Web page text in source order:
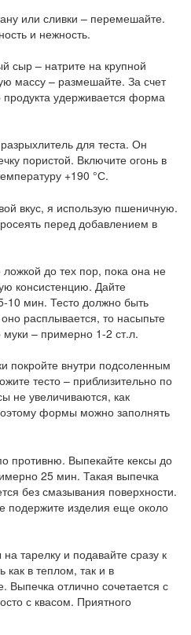
или сливки – перемешайте.
и нежность.
сыр – натрите на крупной
массу – размешайте. За счет
удерживается форма
для теста. Он
пористой. Включите огонь в
+190 °С.
вкус, я использую пшеничную.
перед добавлением в
до тех пор, пока она не
консистенцию. Дайте
10 мин. Тесто должно быть
расплывается, то насыпьте
– примерно 1-2 ст.л.
покройте внутри подсоленным
тесто – приблизительно по
не увеличиваются, как
формы можно заполнять
противню. Выпекайте кексы до
25 мин. Такая выпечка
без смазывания поверхности.
подержите изделия еще около
тарелку и подавайте сразу к
как в теплом, так и в
Выпечка отлично сочетается с
с квасом. Приятного